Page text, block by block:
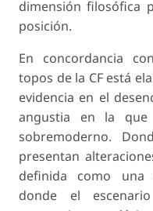
dimensión filosófica
posición.
En concordancia
topos de la CF está
evidencia en el
angustia en la
sobremoderno.
presentan
definida como una
donde el